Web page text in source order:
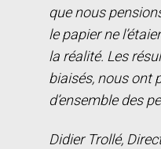
que nous
le papier ne
la réalité. Les
biaisés, nous ont
d’ensemble des
Didier Trollé,